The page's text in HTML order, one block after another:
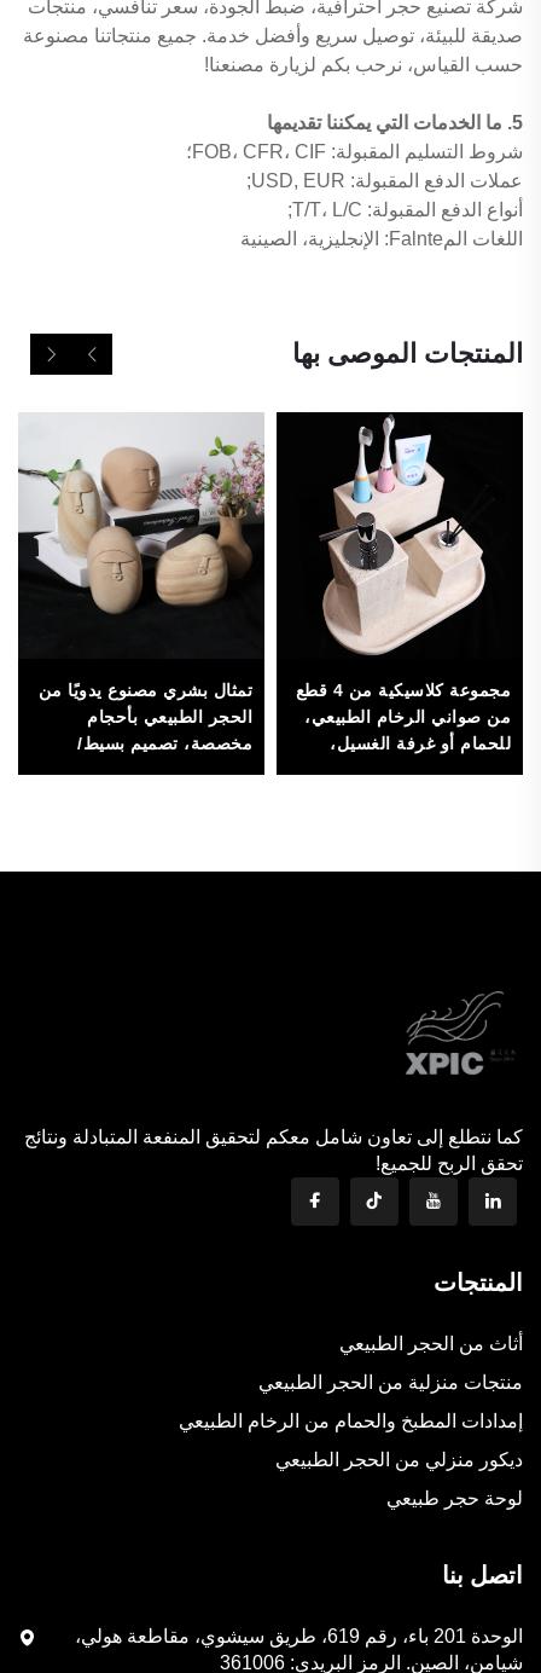
شركة تصنيع حجر احترافية، ضبط الجودة، سعر تنافسي، منتجات
صديقة للبيئة، توصيل سريع وأفضل خدمة. جميع منتجاتنا مصنوعة
حسب القياس، نرحب بكم لزيارة مصنعنا!
5. ما الخدمات التي يمكننا تقديمها
شروط التسليم المقبولة: FOB، CFR، CIF؛
عملات الدفع المقبولة: USD, EUR;
أنواع الدفع المقبولة: T/T، L/C;
اللغات المFalnte: الإنجليزية، الصينية
المنتجات الموصى بها
مجموعة كلاسيكية من 4 قطع
من صواني الرخام الطبيعي،
للحمام أو غرفة الغسيل،
للتخزين والديكور
تمثال بشري مصنوع يدويًا من
الحجر الطبيعي بأحجام
مخصصة، تصميم بسيط/
حديث، عالي الجودة، لتزيين
كما نتطلع إلى تعاون شامل معكم لتحقيق المنفعة المتبادلة ونتائج
تحقق الربح للجميع!
المنتجات
أثاث من الحجر الطبيعي
منتجات منزلية من الحجر الطبيعي
إمدادات المطبخ والحمام من الرخام الطبيعي
ديكور منزلي من الحجر الطبيعي
لوحة حجر طبيعي
اتصل بنا
الوحدة 201 باء، رقم 619، طريق سيشوي، مقاطعة هولي،
شيامن، الصين. الرمز البريدي: 361006